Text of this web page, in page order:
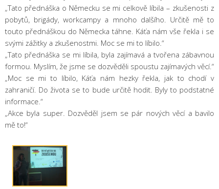
„Tato přednáška o Německu se mi celkově líbila – zkušenosti z
pobytů, brigády, workcampy a mnoho dalšího. Určitě mě to
touto přednáškou do Německa táhne. Káťa nám vše řekla i se
svými zážitky a zkušenostmi. Moc se mi to líbilo.“
„Tato přednáška se mi líbila, byla zajímavá a tvořena zábavnou
formou. Myslím, že jsme se dozvěděli spoustu zajímavých věcí.“
„Moc se mi to líbilo, Káťa nám hezky řekla, jak to chodí v
zahraničí. Do života se to bude určitě hodit. Byly to podstatné
informace.“
„Akce byla super. Dozvěděl jsem se pár nových věcí a bavilo
mě to!“